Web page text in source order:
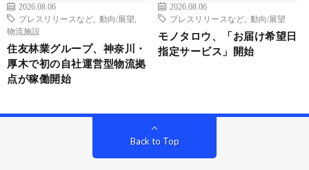
2026.08.06
プレスリリースなど
動向/展望
物流施設
住友林業グループ、神奈川・
厚木で初の自社運営型物流拠
点が稼働開始
2026.08.06
プレスリリースなど
動向/展望
モノタロウ、「お届け希望日
指定サービス」開始
Back to Top